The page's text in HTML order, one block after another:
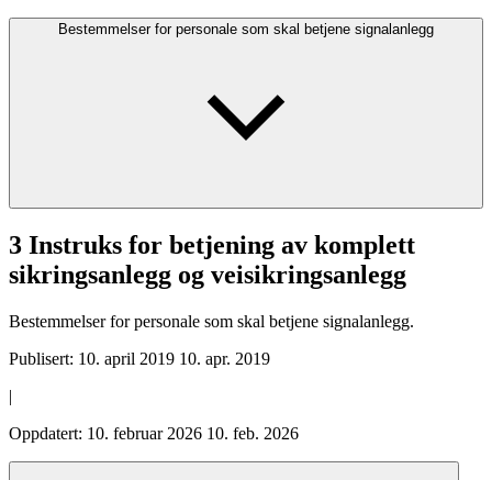
Bestemmelser for personale som skal betjene signalanlegg
3 Instruks for betjening av komplett
sikringsanlegg og veisikringsanlegg
Bestemmelser for personale som skal betjene signalanlegg.
Publisert: 10. april 2019 10. apr. 2019
|
Oppdatert: 10. februar 2026 10. feb. 2026